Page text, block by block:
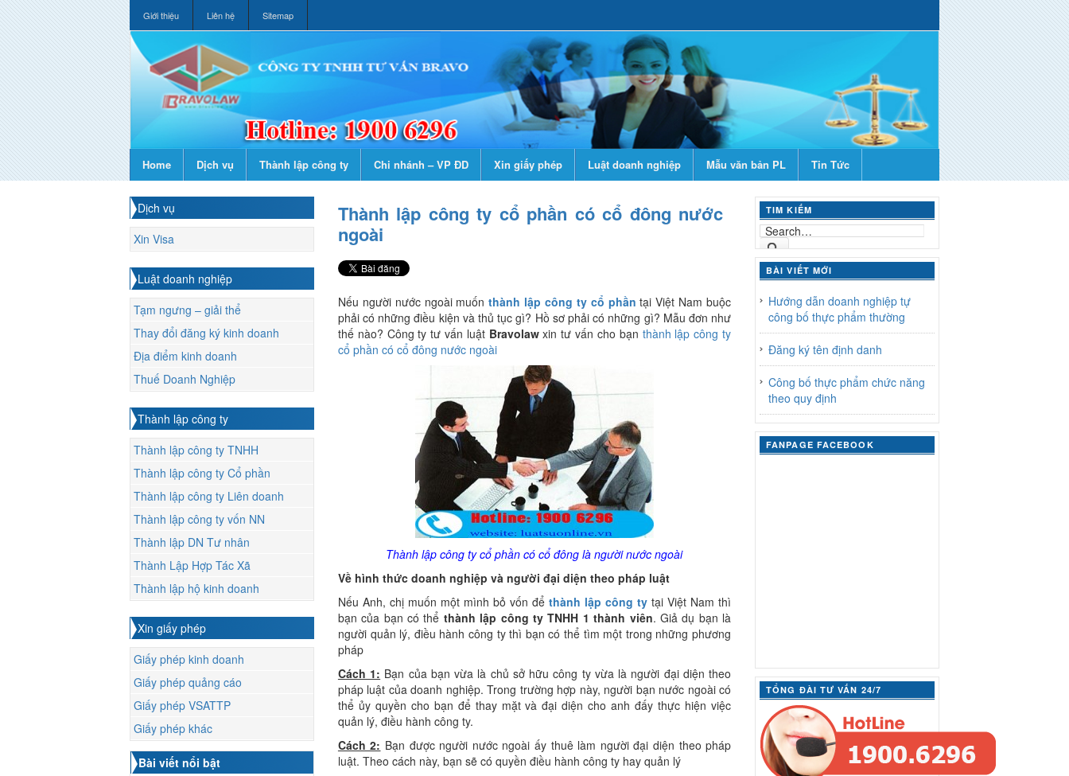
Giới thiệu Liên hệ Sitemap
Home Dịch vụ Thành lập công ty Chi nhánh – VP ĐD Xin giấy phép Luật doanh nghiệp Mẫu văn bản PL Tin Tức
Dịch vụ
Xin Visa
Luật doanh nghiệp
Tạm ngưng – giải thể
Thay đổi đăng ký kinh doanh
Địa điểm kinh doanh
Thuế Doanh Nghiệp
Thành lập công ty
Thành lập công ty TNHH
Thành lập công ty Cổ phần
Thành lập công ty Liên doanh
Thành lập công ty vốn NN
Thành lập DN Tư nhân
Thành Lập Hợp Tác Xã
Thành lập hộ kinh doanh
Xin giấy phép
Giấy phép kinh doanh
Giấy phép quảng cáo
Giấy phép VSATTP
Giấy phép khác
Bài viết nổi bật
Thành lập công ty cổ phần có cổ đông nước
ngoài
Nếu người nước ngoài muốnthành lập công ty cổ phần tại Việt Nam buộc
phải có những điều kiện và thủ tục gì? Hồ sơ phải có những gì? Mẫu đơn như
thế nào? Công ty tư vấn luật Bravolawxin tư vấn cho bạn thành lập công ty
cổ phần có cổ đông nước ngoài
Thành lập công ty cổ phần có cổ đông là người nước ngoài
Về hình thức doanh nghiệp và người đại diện theo pháp luật
Nếu Anh, chị muốn một mình bỏ vốn đểthành lập công ty tại Việt Nam thì
bạn của bạn có thể thành lập công ty TNHH 1 thành viên. Giả dụ bạn là
người quản lý, điều hành công ty thì bạn có thể tìm một trong những phương
pháp
Cách 1: Bạn của bạn vừa là chủ sở hữu công ty vừa là người đại diện theo
pháp luật của doanh nghiệp. Trong trường hợp này, người bạn nước ngoài có
thể ủy quyền cho bạn để thay mặt và đại diện cho anh đấy thực hiện việc
quản lý, điều hành công ty.
Cách 2: Bạn được người nước ngoài ấy thuê làm người đại diện theo pháp
luật. Theo cách này, bạn sẽ có quyền điều hành công ty hay quản lý
TIM KIẾM
BÀI VIẾT MỚI
Hướng dẫn doanh nghiệp tự
công bố thực phẩm thường
Đăng ký tên định danh
Công bố thực phẩm chức năng
theo quy định
FANPAGE FACEBOOK
TỔNG ĐÀI TƯ VẤN 24/7